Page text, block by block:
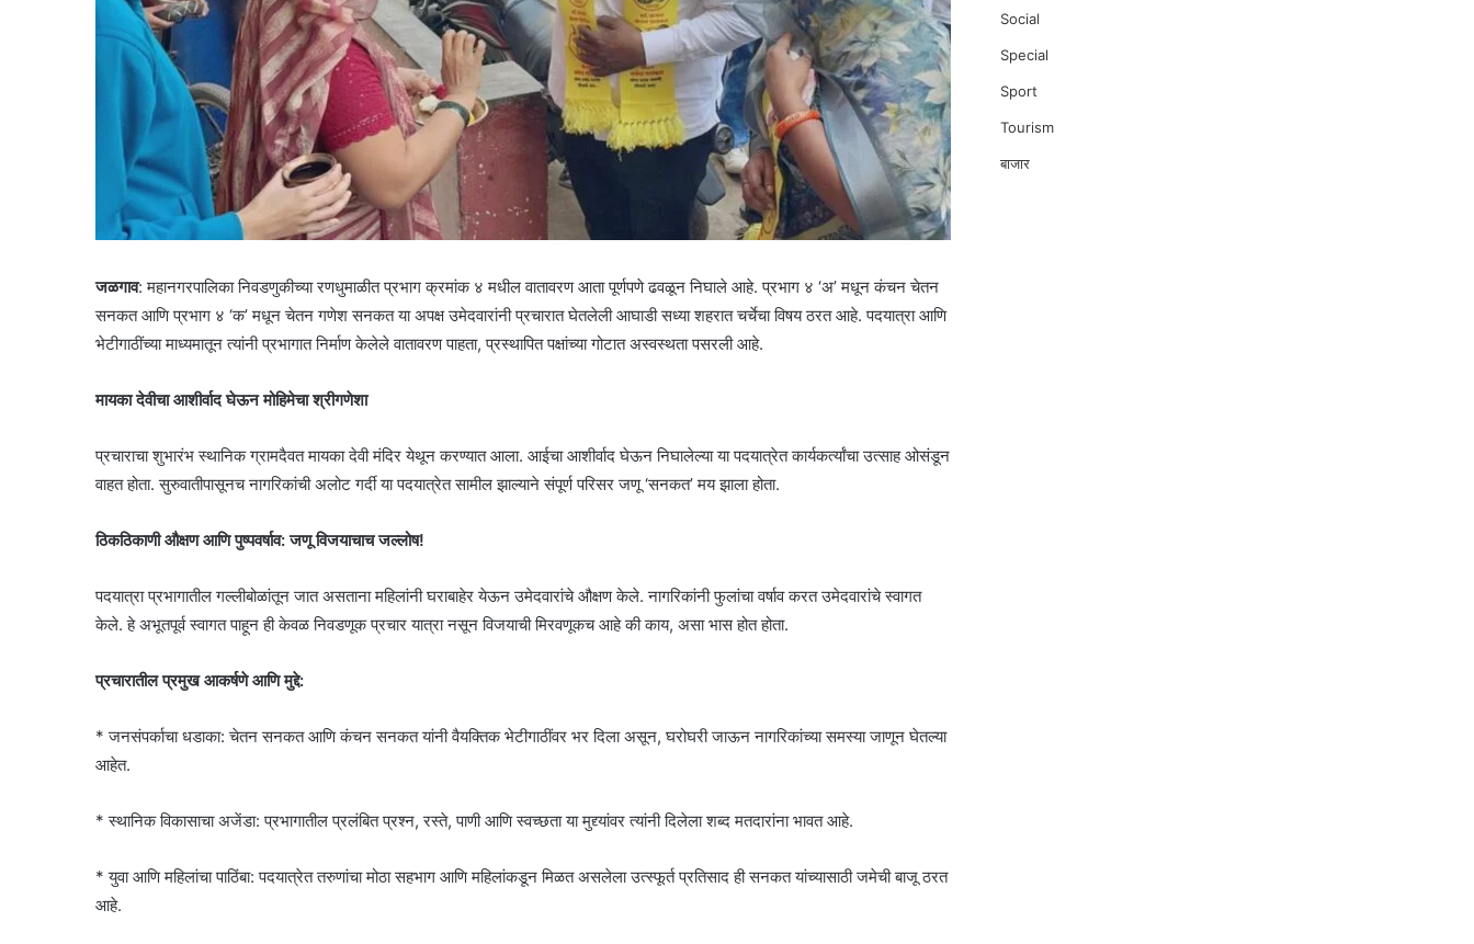
जळगाव: महानगरपालिका निवडणुकीच्या रणधुमाळीत प्रभाग क्रमांक ४ मधील वातावरण आता पूर्णपणे ढवळून निघाले आहे. प्रभाग ४ ‘अ’ मधून कंचन चेतन
सनकत आणि प्रभाग ४ ‘क’ मधून चेतन गणेश सनकत या अपक्ष उमेदवारांनी प्रचारात घेतलेली आघाडी सध्या शहरात चर्चेचा विषय ठरत आहे. पदयात्रा आणि
भेटीगाठींच्या माध्यमातून त्यांनी प्रभागात निर्माण केलेले वातावरण पाहता, प्रस्थापित पक्षांच्या गोटात अस्वस्थता पसरली आहे.
मायका देवीचा आशीर्वाद घेऊन मोहिमेचा श्रीगणेशा
प्रचाराचा शुभारंभ स्थानिक ग्रामदैवत मायका देवी मंदिर येथून करण्यात आला. आईचा आशीर्वाद घेऊन निघालेल्या या पदयात्रेत कार्यकर्त्यांचा उत्साह ओसंडून
वाहत होता. सुरुवातीपासूनच नागरिकांची अलोट गर्दी या पदयात्रेत सामील झाल्याने संपूर्ण परिसर जणू ‘सनकत’ मय झाला होता.
ठिकठिकाणी औक्षण आणि पुष्पवर्षाव: जणू विजयाचाच जल्लोष!
पदयात्रा प्रभागातील गल्लीबोळांतून जात असताना महिलांनी घराबाहेर येऊन उमेदवारांचे औक्षण केले. नागरिकांनी फुलांचा वर्षाव करत उमेदवारांचे स्वागत
केले. हे अभूतपूर्व स्वागत पाहून ही केवळ निवडणूक प्रचार यात्रा नसून विजयाची मिरवणूकच आहे की काय, असा भास होत होता.
प्रचारातील प्रमुख आकर्षणे आणि मुद्दे:
* जनसंपर्काचा धडाका: चेतन सनकत आणि कंचन सनकत यांनी वैयक्तिक भेटीगाठींवर भर दिला असून, घरोघरी जाऊन नागरिकांच्या समस्या जाणून घेतल्या
आहेत.
* स्थानिक विकासाचा अजेंडा: प्रभागातील प्रलंबित प्रश्न, रस्ते, पाणी आणि स्वच्छता या मुद्द्यांवर त्यांनी दिलेला शब्द मतदारांना भावत आहे.
* युवा आणि महिलांचा पाठिंबा: पदयात्रेत तरुणांचा मोठा सहभाग आणि महिलांकडून मिळत असलेला उत्स्फूर्त प्रतिसाद ही सनकत यांच्यासाठी जमेची बाजू ठरत
आहे.
Social
Special
Sport
Tourism
बाजार